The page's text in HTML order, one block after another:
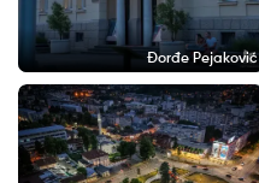
Đorđe Pejaković